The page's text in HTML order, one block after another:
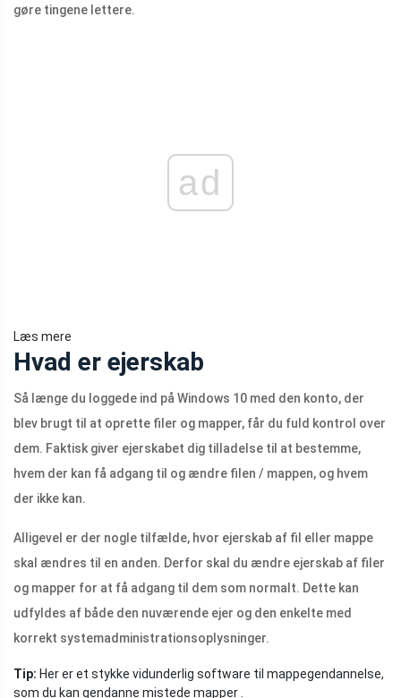
gøre tingene lettere.
ad
Læs mere
Hvad er ejerskab
Så længe du loggede ind på Windows 10 med den konto, der
blev brugt til at oprette filer og mapper, får du fuld kontrol over
dem. Faktisk giver ejerskabet dig tilladelse til at bestemme,
hvem der kan få adgang til og ændre filen / mappen, og hvem
der ikke kan.
Alligevel er der nogle tilfælde, hvor ejerskab af fil eller mappe
skal ændres til en anden. Derfor skal du ændre ejerskab af filer
og mapper for at få adgang til dem som normalt. Dette kan
udfyldes af både den nuværende ejer og den enkelte med
korrekt systemadministrationsoplysninger.
Tip: Her er et stykke vidunderlig software til mappegendannelse,
som du kan gendanne mistede mapper .